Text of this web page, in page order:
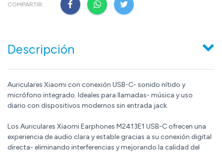
COMPARTIR:
Descripción
Auriculares Xiaomi con conexión USB-C- sonido nítido y
micrófono integrado. Ideales para llamadas- música y uso
diario con dispositivos modernos sin entrada jack.
Los Auriculares Xiaomi Earphones M2413E1 USB-C ofrecen una
experiencia de audio clara y estable gracias a su conexión digital
directa- eliminando interferencias y mejorando la calidad del